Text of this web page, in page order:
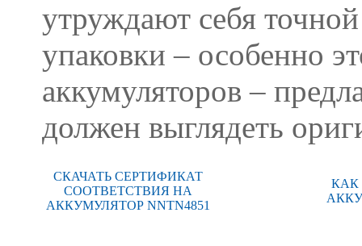
утруждают себя
упаковки – особенно
аккумуляторов –
должен выглядеть
СКАЧАТЬ СЕРТИФИКАТ
СООТВЕТСТВИЯ НА
АККУМУЛЯТОР NNTN4851
КАК